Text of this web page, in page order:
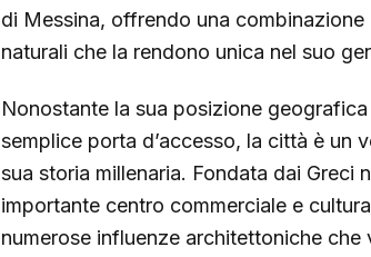
di Messina, offrendo una
naturali che la rendono unica nel suo
Nonostante la sua posizione
semplice porta d’accesso, la città è un
sua storia millenaria. Fondata dai Greci
importante centro commerciale e
numerose influenze architettoniche